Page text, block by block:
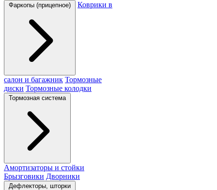
Фаркопы (прицепное) Коврики в
салон и багажник Тормозные
диски Тормозные колодки
Тормозная система
Амортизаторы и стойки
Брызговики Дворники
Дефлекторы, шторки